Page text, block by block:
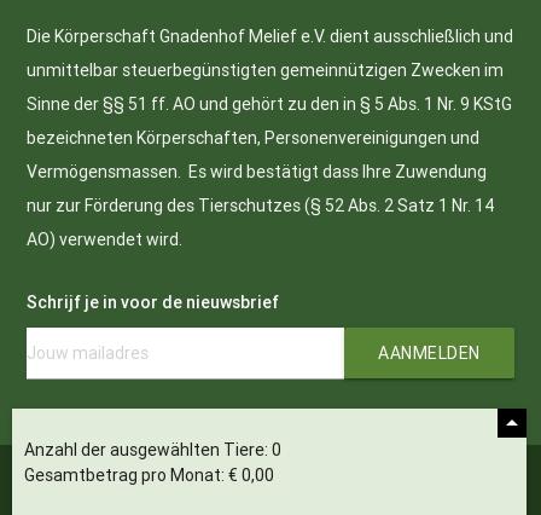
Anzahl der ausgewählten Tiere: 0
Gesamtbetrag pro Monat: € 0,00
arrow_drop_up
Die Körperschaft Gnadenhof Melief e.V. dient ausschließlich und
unmittelbar steuerbegünstigten gemeinnützigen Zwecken im
Sinne der §§ 51 ff. AO und gehört zu den in § 5 Abs. 1 Nr. 9 KStG
bezeichneten Körperschaften, Personenvereinigungen und
Vermögensmassen. Es wird bestätigt dass Ihre Zuwendung
nur zur Förderung des Tierschutzes (§ 52 Abs. 2 Satz 1 Nr. 14
AO) verwendet wird.
Schrijf je in voor de nieuwsbrief